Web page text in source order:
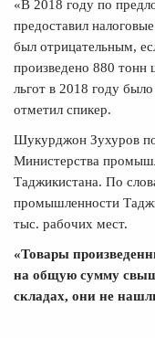
«В 2018 году по
предоставил
был отрицательным,
произведено 880 тонн
льгот в 2018 году
отметил спикер.
Шукурджон Зухуров
Министерства
Таджикистана. По
промышленности
тыс. рабочих мест.
«Товары
на общую сумму
складах, они не